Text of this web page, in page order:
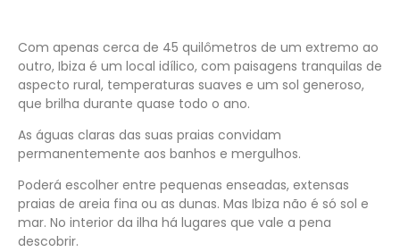
Com apenas cerca de 45 quilômetros de um extremo ao
outro, Ibiza é um local idílico, com paisagens tranquilas de
aspecto rural, temperaturas suaves e um sol generoso,
que brilha durante quase todo o ano.
As águas claras das suas praias convidam
permanentemente aos banhos e mergulhos.
Poderá escolher entre pequenas enseadas, extensas
praias de areia fina ou as dunas. Mas Ibiza não é só sol e
mar. No interior da ilha há lugares que vale a pena
descobrir.